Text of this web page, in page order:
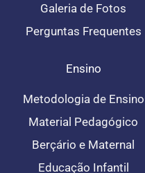
Galeria de Fotos
Perguntas Frequentes
Ensino
Metodologia de Ensino
Material Pedagógico
Berçário e Maternal
Educação Infantil